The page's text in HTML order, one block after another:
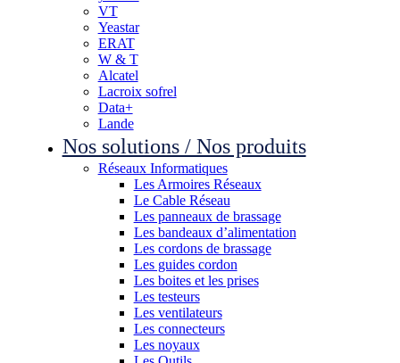
VT
Yeastar
ERAT
W & T
Alcatel
Lacroix sofrel
Data+
Lande
Nos solutions / Nos produits
Réseaux Informatiques
Les Armoires Réseaux
Le Cable Réseau
Les panneaux de brassage
Les bandeaux d’alimentation
Les cordons de brassage
Les guides cordon
Les boites et les prises
Les testeurs
Les ventilateurs
Les connecteurs
Les noyaux